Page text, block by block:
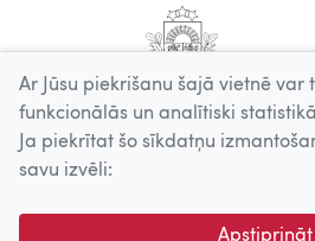
Ar Jūsu piekrišanu šajā vietnē var
funkcionālās un analītiski
Ja piekrītat šo sīkdatņu
savu izvēli:
Apstiprināt